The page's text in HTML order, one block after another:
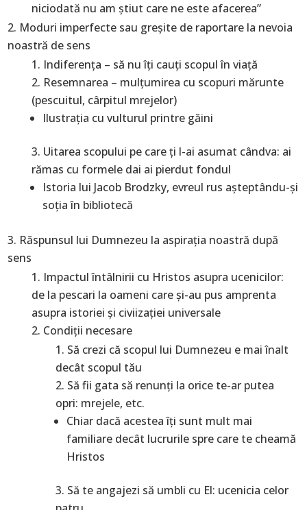
niciodată nu am ştiut care ne este afacerea”
Moduri imperfecte sau greşite de raportare la nevoia
noastră de sens
Indiferenţa – să nu îţi cauţi scopul în viaţă
Resemnarea – mulţumirea cu scopuri mărunte
(pescuitul, cârpitul mrejelor)
Ilustraţia cu vulturul printre găini
Uitarea scopului pe care ţi l-ai asumat cândva: ai
rămas cu formele dai ai pierdut fondul
Istoria lui Jacob Brodzky, evreul rus aşteptându-şi
soţia în bibliotecă
Răspunsul lui Dumnezeu la aspiraţia noastră după
sens
Impactul întâlnirii cu Hristos asupra ucenicilor:
de la pescari la oameni care şi-au pus amprenta
asupra istoriei şi civiizaţiei universale
Condiţii necesare
Să crezi că scopul lui Dumnezeu e mai înalt
decât scopul tău
Să fii gata să renunţi la orice te-ar putea
opri: mrejele, etc.
Chiar dacă acestea îţi sunt mult mai
familiare decât lucrurile spre care te cheamă
Hristos
Să te angajezi să umbli cu El: ucenicia celor